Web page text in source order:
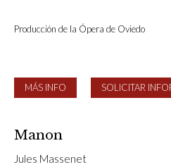
Producción de la Ópera de Oviedo
MÁS INFO SOLICITAR
Manon
Jules Massenet